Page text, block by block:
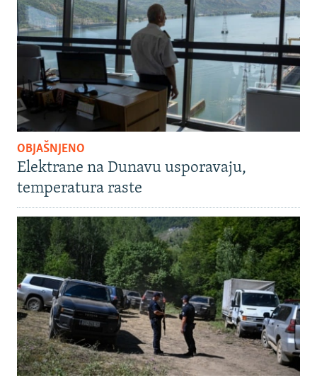
OBJAŠNJENO
Elektrane na Dunavu usporavaju,
temperatura raste